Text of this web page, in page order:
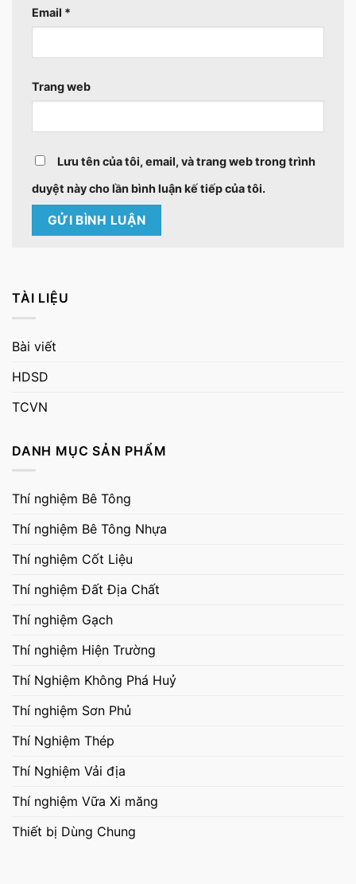
TÀI LIỆU
Bài viết
HDSD
TCVN
DANH MỤC SẢN PHẨM
Thí nghiệm Bê Tông
Thí nghiệm Bê Tông Nhựa
Thí nghiệm Cốt Liệu
Thí nghiệm Đất Địa Chất
Thí nghiệm Gạch
Thí nghiệm Hiện Trường
Thí Nghiệm Không Phá Huỷ
Thí nghiệm Sơn Phủ
Thí Nghiệm Thép
Thí Nghiệm Vải địa
Thí nghiệm Vữa Xi măng
Thiết bị Dùng Chung
Email *
Trang web
Lưu tên của tôi, email, và trang web trong trình
duyệt này cho lần bình luận kế tiếp của tôi.